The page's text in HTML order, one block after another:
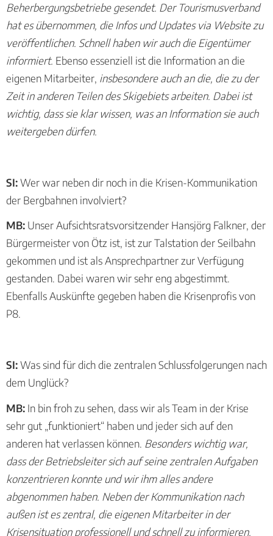
Beherbergungsbetriebe gesendet. Der Tourismusverband
hat es übernommen, die Infos und Updates via Website zu
veröffentlichen. Schnell haben wir auch die Eigentümer
informiert. Ebenso essenziell ist die Information an die
eigenen Mitarbeiter, insbesondere auch an die, die zu der
Zeit in anderen Teilen des Skigebiets arbeiten. Dabei ist
wichtig, dass sie klar wissen, was an Information sie auch
weitergeben dürfen.
SI:Wer war neben dir noch in die Krisen-Kommunikation
der Bergbahnen involviert?
MB: Unser Aufsichtsratsvorsitzender Hansjörg Falkner, der
Bürgermeister von Ötz ist, ist zur Talstation der Seilbahn
gekommen und ist als Ansprechpartner zur Verfügung
gestanden. Dabei waren wir sehr eng abgestimmt.
Ebenfalls Auskünfte gegeben haben die Krisenprofis von
P8.
SI:Was sind für dich die zentralen Schlussfolgerungen nach
dem Unglück?
MB: In bin froh zu sehen, dass wir als Team in der Krise
sehr gut „funktioniert“ haben und jeder sich auf den
anderen hat verlassen können. Besonders wichtig war,
dass der Betriebsleiter sich auf seine zentralen Aufgaben
konzentrieren konnte und wir ihm alles andere
abgenommen haben. Neben der Kommunikation nach
außen ist es zentral, die eigenen Mitarbeiter in der
Krisensituation professionell und schnell zu informieren.